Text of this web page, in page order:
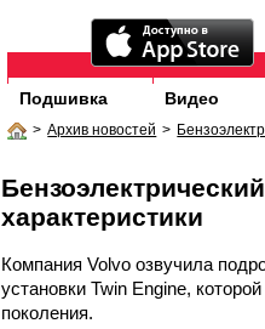
Подшивка Видео
> Архив новостей >
характеристики
Компания Volvo озвучила
установки Twin Engine,
поколения.